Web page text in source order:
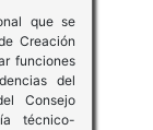
que se
Creación
funciones
del
Consejo
técnico-